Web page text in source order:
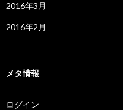
2016年3月
2016年2月
メタ情報
ログイン